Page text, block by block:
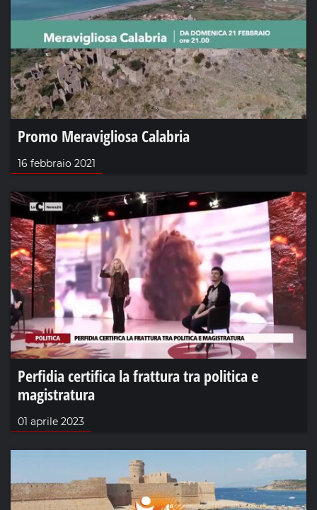
Promo Meravigliosa Calabria
16 febbraio 2021
Perfidia certifica la frattura tra politica e
magistratura
01 aprile 2023